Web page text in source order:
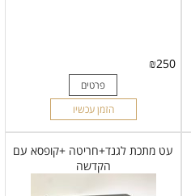
₪250
פרטים
הזמן עכשיו
עט מתכת לגנד+חריטה +קופסא עם
הקדשה